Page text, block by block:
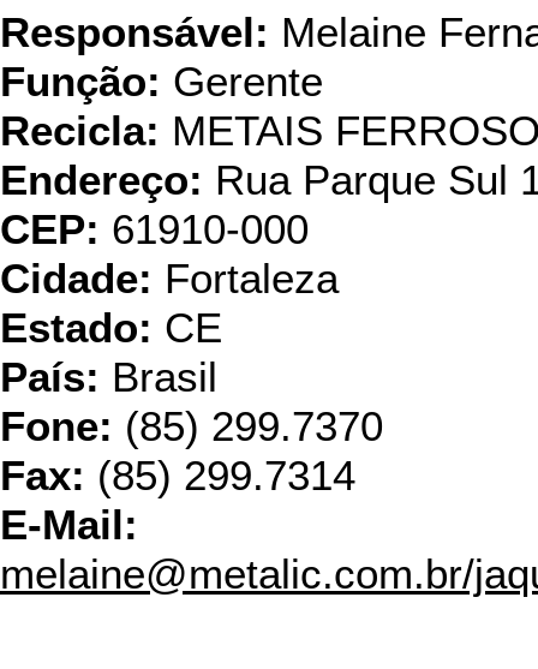
Responsável: Melaine
Função: Gerente
Recicla: METAIS
Endereço: Rua Parque Sul
CEP: 61910-000
Cidade: Fortaleza
Estado: CE
País: Brasil
Fone: (85) 299.7370
Fax: (85) 299.7314
E-Mail:
melaine@metalic.com.br/